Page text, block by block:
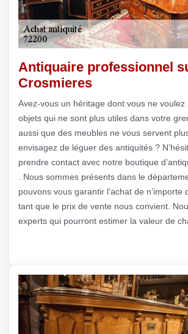
Antiquaire professionnel
Crosmieres
Avez-vous un héritage dont vous ne voulez
objets qui ne sont plus utiles dans votre
aussi que des meubles ne vous servent
envisagez de léguer des antiquités ?
prendre contact avec notre boutique
. Nous sommes présents dans le
pouvons vous garantir l’achat de n’importe
tant que le prix de vente nous convient.
experts qui pourront estimer la valeur de